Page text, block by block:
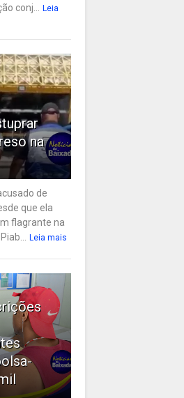
conj... Leia
na
de
que ela
flagrante na
Leia mais